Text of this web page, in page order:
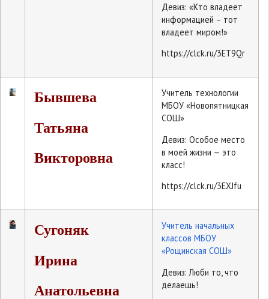
Девиз: «Кто владеет
информацией – тот
владеет миром!»
https://clck.ru/3ET9Qr
Бывшева
Татьяна
Викторовна
Учитель технологии
МБОУ «Новопятницкая
СОШ»
Девиз: Особое место
в моей жизни — это
класс!
https://clck.ru/3EXJfu
Сугоняк
Ирина
Анатольевна
Учитель начальных
классов МБОУ
«Рощинская СОШ»
Девиз: Люби то, что
делаешь!